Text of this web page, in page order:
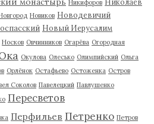
Никифоров
Новиков Новодевичий
Новый Иерусалим
Носков Овчинников Огарёва Огородная
Окулова Олесько Олимпийский Ольга
Орлёнок Остафьево Остоженка Остров
Соколов Павелецкий Павлушенко
Пересветов
Перфильев Петренко Петров